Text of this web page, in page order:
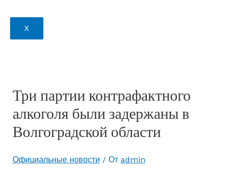
X
Три партии контрафактного
алкоголя были задержаны в
Волгоградской области
Официальные новости / От admin